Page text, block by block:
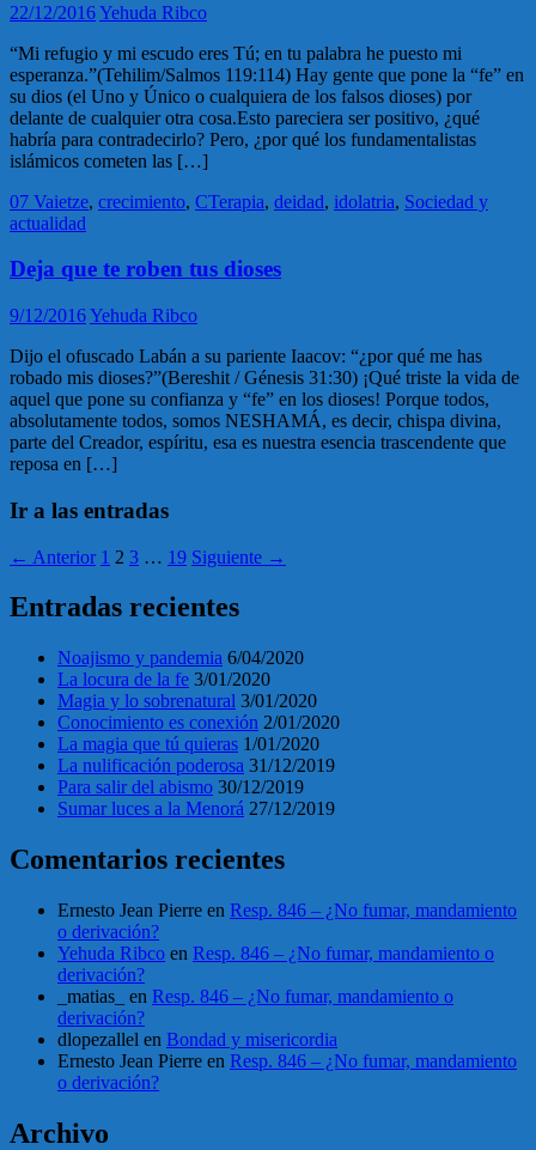
22/12/2016Yehuda Ribco
“Mi refugio y mi escudo eres Tú; en tu palabra he puesto mi
esperanza.”(Tehilim/Salmos 119:114) Hay gente que pone la “fe” en
su dios (el Uno y Único o cualquiera de los falsos dioses) por
delante de cualquier otra cosa.Esto pareciera ser positivo, ¿qué
habría para contradecirlo? Pero, ¿por qué los fundamentalistas
islámicos cometen las […]
07 Vaietze, crecimiento, CTerapia, deidad, idolatria, Sociedad y
actualidad
Deja que te roben tus dioses
9/12/2016Yehuda Ribco
Dijo el ofuscado Labán a su pariente Iaacov: “¿por qué me has
robado mis dioses?”(Bereshit / Génesis 31:30) ¡Qué triste la vida de
aquel que pone su confianza y “fe” en los dioses! Porque todos,
absolutamente todos, somos NESHAMÁ, es decir, chispa divina,
parte del Creador, espíritu, esa es nuestra esencia trascendente que
reposa en […]
Ir a las entradas
← Anterior 1 2 3 … 19 Siguiente →
Entradas recientes
Noajismo y pandemia 6/04/2020
La locura de la fe 3/01/2020
Magia y lo sobrenatural 3/01/2020
Conocimiento es conexión 2/01/2020
La magia que tú quieras 1/01/2020
La nulificación poderosa 31/12/2019
Para salir del abismo 30/12/2019
Sumar luces a la Menorá 27/12/2019
Comentarios recientes
Ernesto Jean Pierre en Resp. 846 – ¿No fumar, mandamiento
o derivación?
Yehuda Ribco en Resp. 846 – ¿No fumar, mandamiento o
derivación?
_matias_
en Resp. 846 – ¿No fumar, mandamiento o
derivación?
dlopezallel en Bondad y misericordia
Ernesto Jean Pierre en Resp. 846 – ¿No fumar, mandamiento
o derivación?
Archivo